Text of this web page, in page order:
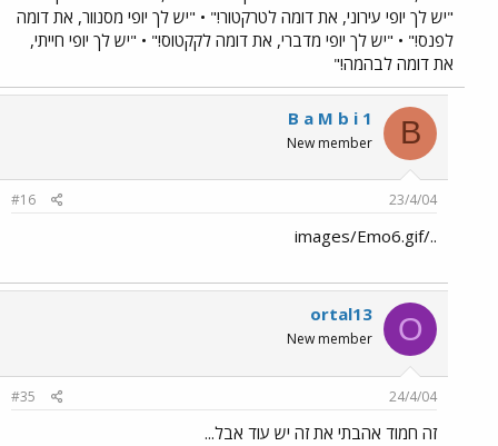
"יש לך יופי עירוני, את דומה לטרקטור!" • "יש לך יופי מסנוור, את דומה
לפנס!" • "יש לך יופי מדברי, את דומה לקקטוס!" • "יש לך יופי חייתי,
את דומה לבהמה!"
B
B a M b i 1
New member
23/4/04
#16
../images/Emo6.gif
O
ortal13
New member
24/4/04
#35
זה חמוד אהבתי את זה יש עוד אבל...